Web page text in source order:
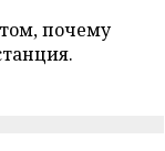
почему